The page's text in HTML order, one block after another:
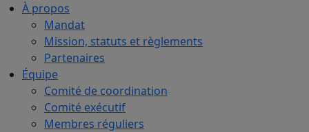
À propos
Mandat
Mission, statuts et règlements
Partenaires
Équipe
Comité de coordination
Comité exécutif
Membres réguliers